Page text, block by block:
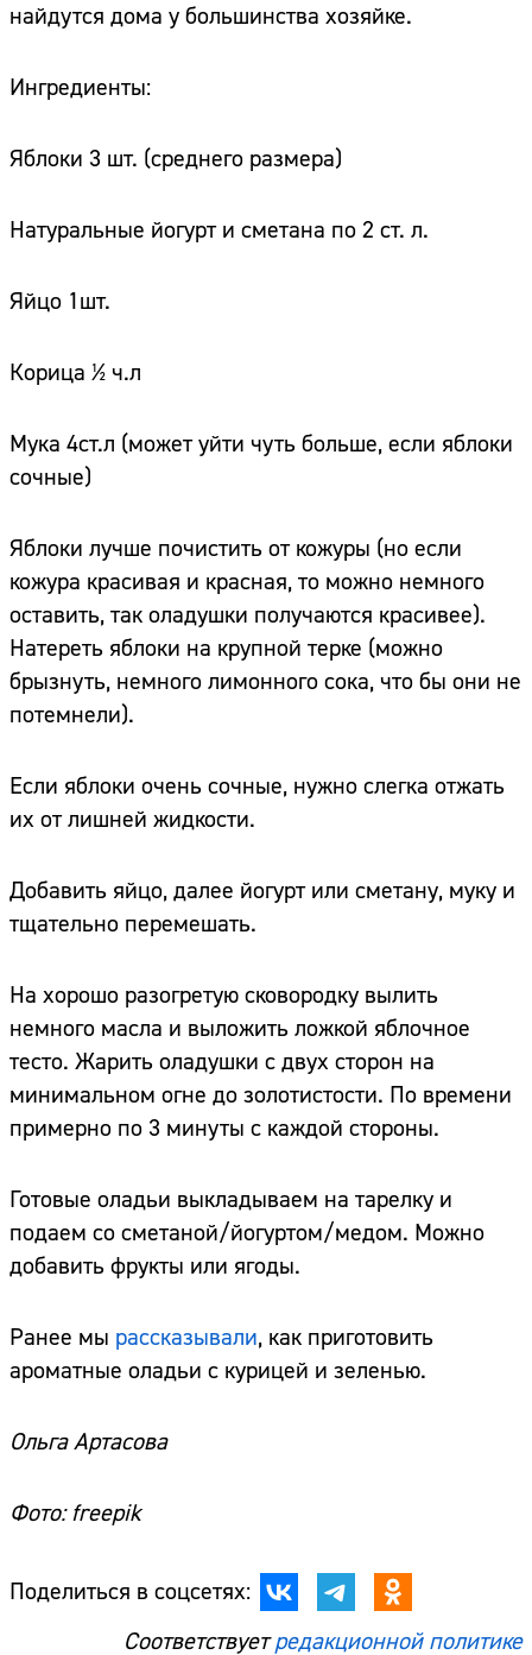
найдутся дома у большинства хозяйке.
Ингредиенты:
Яблоки 3 шт. (среднего размера)
Натуральные йогурт и сметана по 2 ст. л.
Яйцо 1шт.
Корица ½ ч.л
Мука 4ст.л (может уйти чуть больше, если яблоки
сочные)
Яблоки лучше почистить от кожуры (но если
кожура красивая и красная, то можно немного
оставить, так оладушки получаются красивее).
Натереть яблоки на крупной терке (можно
брызнуть, немного лимонного сока, что бы они не
потемнели).
Если яблоки очень сочные, нужно слегка отжать
их от лишней жидкости.
Добавить яйцо, далее йогурт или сметану, муку и
тщательно перемешать.
На хорошо разогретую сковородку вылить
немного масла и выложить ложкой яблочное
тесто. Жарить оладушки с двух сторон на
минимальном огне до золотистости. По времени
примерно по 3 минуты с каждой стороны.
Готовые оладьи выкладываем на тарелку и
подаем со сметаной/йогуртом/медом. Можно
добавить фрукты или ягоды.
Ранее мы рассказывали, как приготовить
ароматные оладьи с курицей и зеленью.
Ольга Артасова
Фото: freepik
Поделиться в соцсетях:
Соответствуетредакционной политике